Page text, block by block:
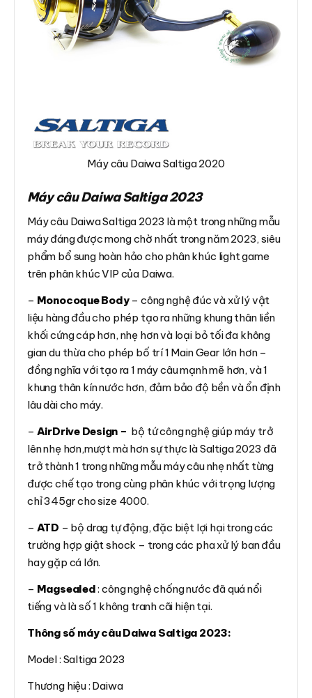
Máy câu Daiwa Saltiga 2020
Máy câu Daiwa Saltiga 2023
Máy câu Daiwa Saltiga 2023 là một trong những mẫu
máy đáng được mong chờ nhất trong năm 2023, siêu
phẩm bổ sung hoàn hảo cho phân khúc light game
trên phân khúc VIP của Daiwa.
– Monocoque Body– công nghệ đúc và xử lý vật
liệu hàng đầu cho phép tạo ra những khung thân liền
khối cứng cáp hơn, nhẹ hơn và loại bỏ tối đa không
gian du thừa cho phép bố trí 1 Main Gear lớn hơn –
đồng nghĩa với tạo ra 1 máy câu mạnh mẽ hơn, và 1
khung thân kín nước hơn, đảm bảo độ bền và ổn định
lâu dài cho máy.
– AirDrive Design – bộ tứ công nghệ giúp máy trở
lên nhẹ hơn,mượt mà hơn sự thực là Saltiga 2023 đã
trở thành 1 trong những mẫu máy câu nhẹ nhất từng
được chế tạo trong cùng phân khúc với trọng lượng
chỉ 345gr cho size 4000.
– ATD – bộ drag tự động, đặc biệt lợi hại trong các
trường hợp giật shock – trong các pha xử lý ban đầu
hay gặp cá lớn.
– Magsealed: công nghệ chống nước đã quá nổi
tiếng và là số 1 không tranh cãi hiện tại.
Thông số máy câu Daiwa Saltiga 2023:
Model : Saltiga 2023
Thương hiệu : Daiwa